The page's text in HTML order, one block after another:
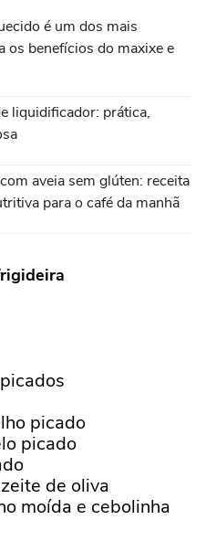
é um dos mais
os benefícios do maxixe e
liquidificador: prática,
aveia sem glúten: receita
para o café da manhã
picado
picado
de oliva
moída e cebolinha